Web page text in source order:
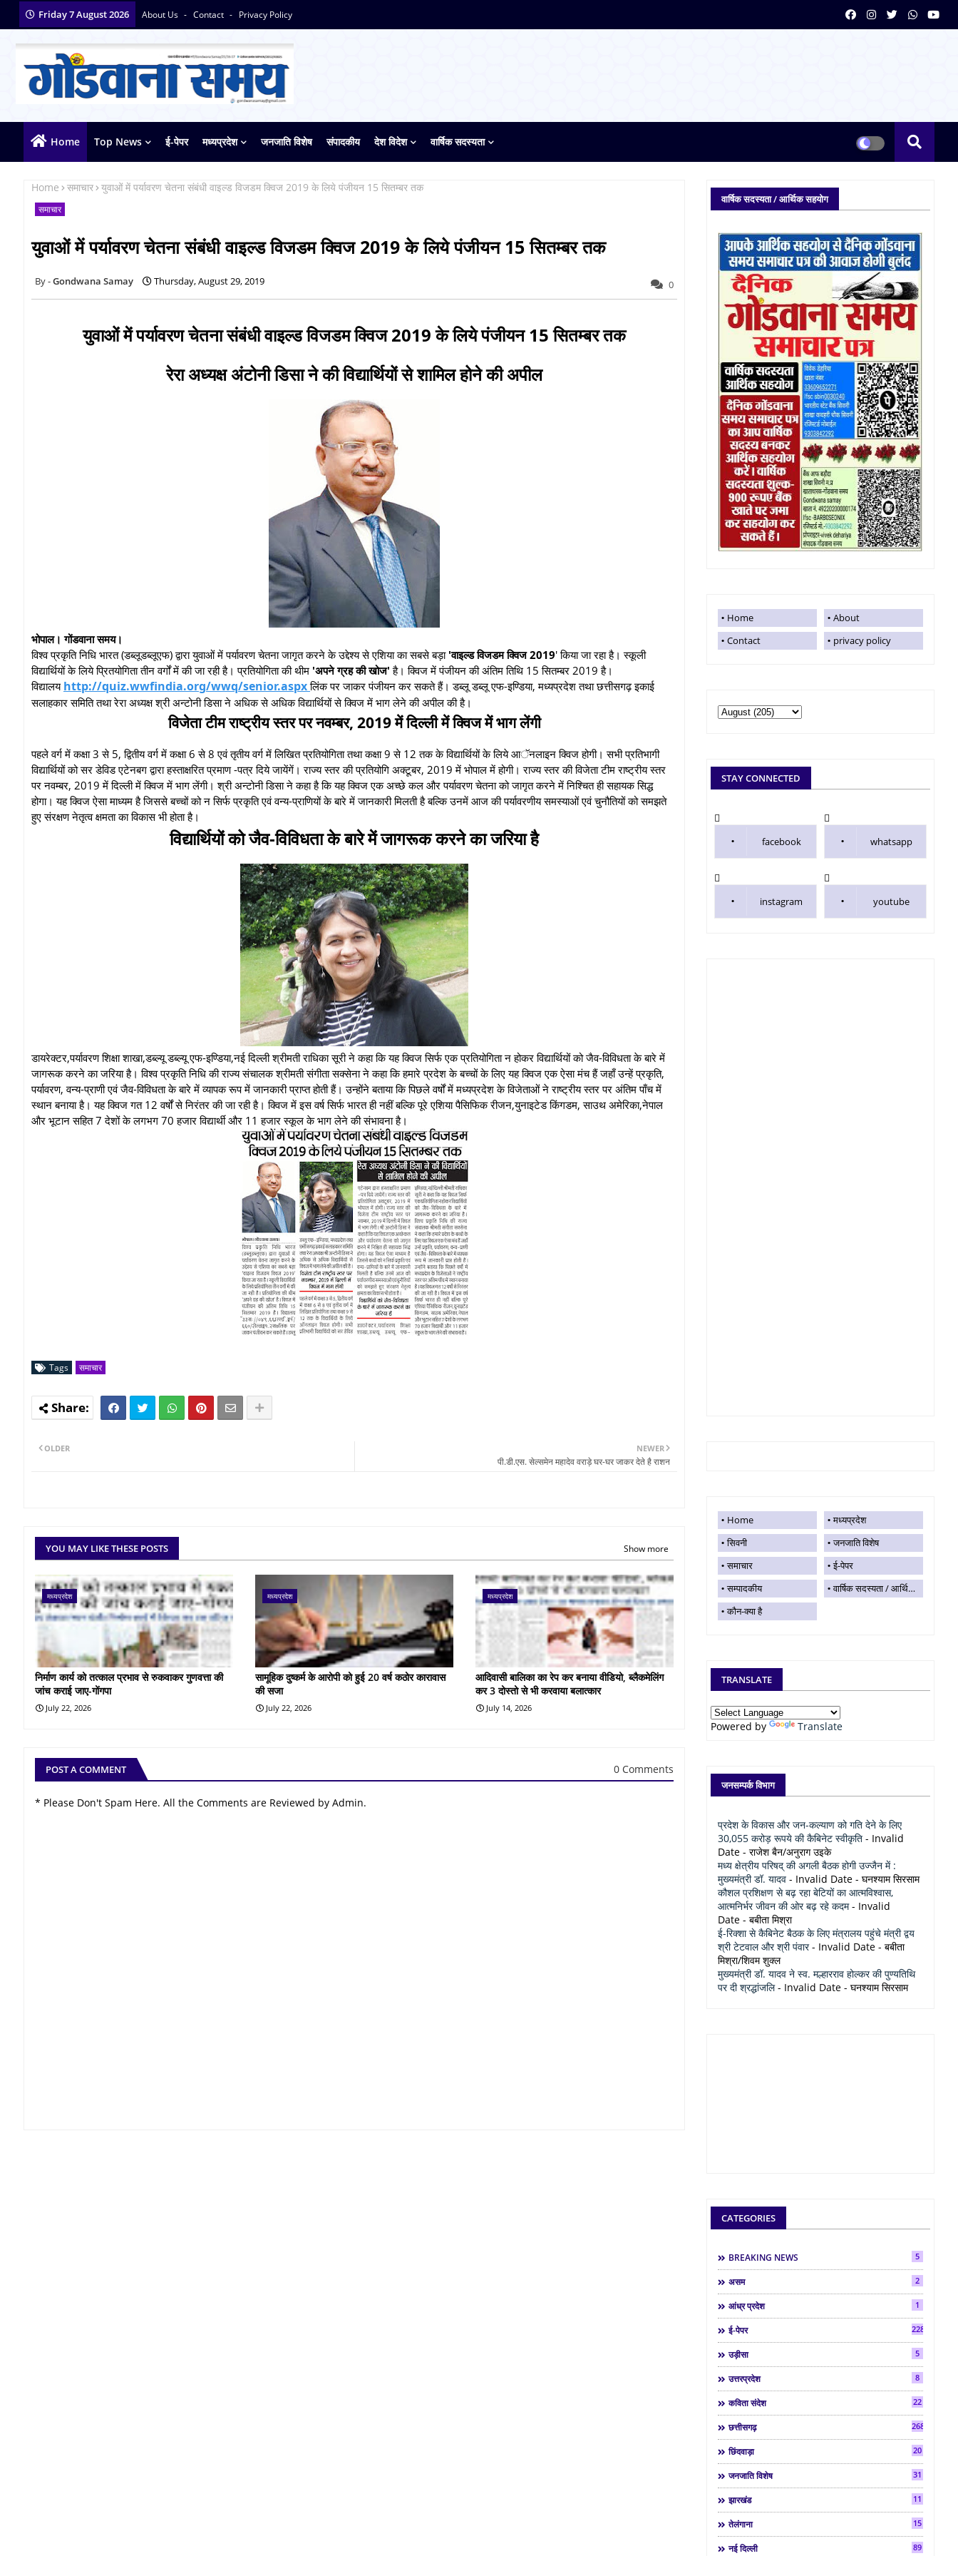
Friday 7 August 2026 About Us Contact Privacy Policy
Home Top News ई-पेपर मध्यप्रदेश जनजाति विशेष संपादकीय देश विदेश वार्षिक सदस्यता
Home समाचार युवाओं में पर्यावरण चेतना संबंधी वाइल्ड विजडम क्विज 2019 के लिये पंजीयन 15 सितम्बर तक
समाचार
युवाओं में पर्यावरण चेतना संबंधी वाइल्ड विजडम क्विज 2019 के लिये पंजीयन 15 सितम्बर तक
Gondwana Samay Thursday, August 29, 2019 0
युवाओं में पर्यावरण चेतना संबंधी वाइल्ड विजडम क्विज 2019 के लिये पंजीयन 15 सितम्बर तक
रेरा अध्यक्ष अंटोनी डिसा ने की विद्यार्थियों से शामिल होने की अपील
भोपाल। गोंडवाना समय।
विश्व प्रकृति निधि भारत (डब्लूडब्लूएफ) द्वारा युवाओं में पर्यावरण चेतना जागृत करने के उद्देश्य से एशिया का सबसे बड़ा 'वाइल्ड विजडम क्विज 2019' किया जा रहा है। स्कूली
विद्यार्थियों के लिये प्रितयोगिता तीन वर्गों में की जा रही है। प्रतियोगिता की थीम 'अपने ग्रह की खोज' है। क्विज में पंजीयन की अंतिम तिथि 15 सितम्बर 2019 है।
विद्यालय http://quiz.wwfindia.org/wwq/senior.aspx लिंक पर जाकर पंजीयन कर सकते हैं। डब्लू डब्लू एफ-इण्डिया, मध्यप्रदेश तथा छत्तीसगढ़ इकाई
सलाहकार समिति तथा रेरा अध्यक्ष श्री अन्टोनी डिसा ने अधिक से अधिक विद्यार्थियों से क्विज में भाग लेने की अपील की है।
विजेता टीम राष्ट्रीय स्तर पर नवम्बर, 2019 में दिल्ली में क्विज में भाग लेंगी
पहले वर्ग में कक्षा 3 से 5, द्वितीय वर्ग में कक्षा 6 से 8 एवं तृतीय वर्ग में लिखित प्रतियोगिता तथा कक्षा 9 से 12 तक के विद्यार्थियों के लिये आॅनलाइन क्विज होगी। सभी प्रतिभागी
विद्यार्थियों को सर डेविड एटेनबग द्वारा हस्ताक्षरित प्रमाण -पत्र दिये जायेंगें। राज्य स्तर की प्रतियोगि अक्टूबर, 2019 में भोपाल में होगी। राज्य स्तर की विजेता टीम राष्ट्रीय स्तर
पर नवम्बर, 2019 में दिल्ली में क्विज में भाग लेंगी। श्री अन्टोनी डिसा ने कहा है कि यह क्विज एक अच्छे कल और पर्यावरण चेतना को जागृत करने में निश्चित ही सहायक सिद्ध
होगा। यह क्विज ऐसा माध्यम है जिससे बच्चों को न सिर्फ प्रकृति एवं वन्य-प्राणियों के बारे में जानकारी मिलती है बल्कि उनमें आज की पर्यावरणीय समस्याओं एवं चुनौतियों को समझते
हुए संरक्षण नेतृत्व क्षमता का विकास भी होता है।
विद्यार्थियों को जैव-विविधता के बारे में जागरूक करने का जरिया है
डायरेक्टर,पर्यावरण शिक्षा शाखा,डब्ल्यू डब्ल्यू एफ-इण्डिया,नई दिल्ली श्रीमती राधिका सूरी ने कहा कि यह क्विज सिर्फ एक प्रतियोगिता न होकर विद्यार्थियों को जैव-विविधता के बारे में
जागरूक करने का जरिया है। विश्व प्रकृति निधि की राज्य संचालक श्रीमती संगीता सक्सेना ने कहा कि हमारे प्रदेश के बच्चों के लिए यह क्विज एक ऐसा मंच हैं जहाँ उन्हें प्रकृति,
पर्यावरण, वन्य-प्राणी एवं जैव-विविधता के बारे में व्यापक रूप में जानकारी प्राप्त होती हैं। उन्होंने बताया कि पिछले वर्षों में मध्यप्रदेश के विजेताओं ने राष्ट्रीय स्तर पर अंतिम पाँच में
स्थान बनाया है। यह क्विज गत 12 वर्षों से निरंतर की जा रही है। क्विज में इस वर्ष सिर्फ भारत ही नहीं बल्कि पूरे एशिया पैसिफिक रीजन,युनाइटेड किंगडम, साउथ अमेरिका,नेपाल
और भूटान सहित 7 देशों के लगभग 70 हजार विद्यार्थी और 11 हजार स्कूल के भाग लेने की संभावना है।
Tags समाचार
NEWER
पी.डी.एस. सेल्समेन महादेव वराड़े घर-घर जाकर देते है राशन
OLDER
YOU MAY LIKE THESE POSTS Show more
मध्यप्रदेश
निर्माण कार्य को तत्काल प्रभाव से रुकवाकर गुणवत्ता की
जांच कराई जाए-गोंगपा
July 22, 2026
मध्यप्रदेश
सामूहिक दुष्कर्म के आरोपी को हुई 20 वर्ष कठोर कारावास
की सजा
July 22, 2026
मध्यप्रदेश
आदिवासी बालिका का रेप कर बनाया वीडियो, ब्लैकमेलिंग
कर 3 दोस्तो से भी करवाया बलात्कार
July 14, 2026
POST A COMMENT 0 Comments
* Please Don't Spam Here. All the Comments are Reviewed by Admin.
वार्षिक सदस्यता / आर्थिक सहयोग
Home
About
Contact
privacy policy
STAY CONNECTED
facebook whatsapp
instagram youtube
Home
मध्यप्रदेश
सिवनी
जनजाति विशेष
समाचार
ई-पेपर
सम्पादकीय
वार्षिक सदस्यता / आर्थिक सहयोग
कौन-क्या है
TRANSLATE
Powered by Translate
जनसम्पर्क विभाग
प्रदेश के विकास और जन-कल्याण को गति देने के लिए
30,055 करोड़ रूपये की कैबिनेट स्वीकृति - Invalid
Date - राजेश बैन/अनुराग उइके
मध्य क्षेत्रीय परिषद् की अगली बैठक होगी उज्जैन में :
मुख्यमंत्री डॉ. यादव - Invalid Date - घनश्याम सिरसाम
कौशल प्रशिक्षण से बढ़ रहा बेटियों का आत्मविश्वास,
आत्मनिर्भर जीवन की ओर बढ़ रहे कदम- Invalid
Date - बबीता मिश्रा
ई-रिक्शा से कैबिनेट बैठक के लिए मंत्रालय पहुंचे मंत्री द्वय
श्री टेटवाल और श्री पंवार- Invalid Date - बबीता
मिश्रा/शिवम शुक्ल
मुख्यमंत्री डॉ. यादव ने स्व. मल्हारराव होल्कर की पुण्यतिथि
पर दी श्रद्धांजलि- Invalid Date - घनश्याम सिरसाम
CATEGORIES
BREAKING NEWS 5
असम 2
आंध्र प्रदेश 1
ई-पेपर 2286
उड़ीसा 5
उत्तरप्रदेश 8
कविता संदेश 22
छत्तीसगढ़ 268
छिंदवाड़ा 20
जनजाति विशेष 31
झारखंड 11
तेलंगाना 15
नई दिल्ली 89